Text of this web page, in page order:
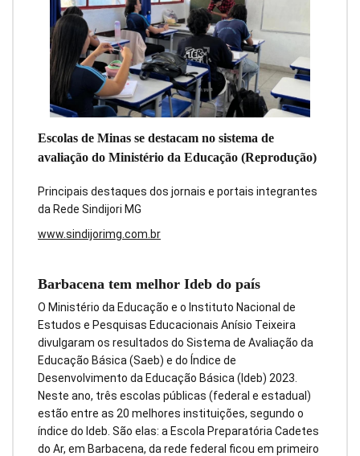
Escolas de Minas se destacam no sistema de
avaliação do Ministério da Educação (Reprodução)
Principais destaques dos jornais e portais integrantes
da Rede Sindijori MG
www.sindijorimg.com.br
Barbacena tem melhor Ideb do país
O Ministério da Educação e o Instituto Nacional de
Estudos e Pesquisas Educacionais Anísio Teixeira
divulgaram os resultados do Sistema de Avaliação da
Educação Básica (Saeb) e do Índice de
Desenvolvimento da Educação Básica (Ideb) 2023.
Neste ano, três escolas públicas (federal e estadual)
estão entre as 20 melhores instituições, segundo o
índice do Ideb. São elas: a Escola Preparatória Cadetes
do Ar, em Barbacena, da rede federal ficou em primeiro